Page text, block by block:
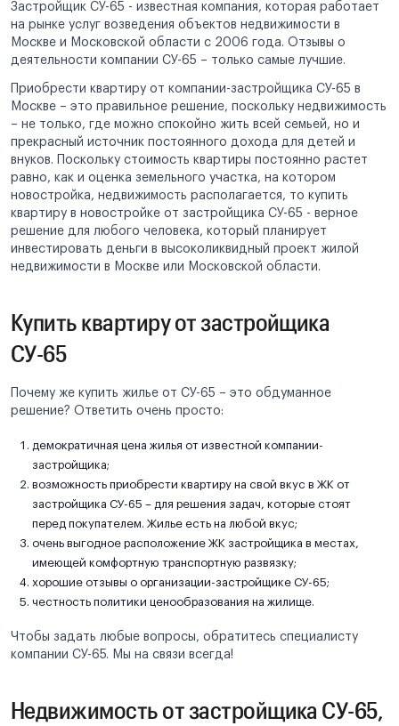
Застройщик СУ-65 - известная компания, которая работает
на рынке услуг возведения объектов недвижимости в
Москве и Московской области с 2006 года. Отзывы о
деятельности компании СУ-65 – только самые лучшие.
Приобрести квартиру от компании-застройщика СУ-65 в
Москве – это правильное решение, поскольку недвижимость
– не только, где можно спокойно жить всей семьей, но и
прекрасный источник постоянного дохода для детей и
внуков. Поскольку стоимость квартиры постоянно растет
равно, как и оценка земельного участка, на котором
новостройка, недвижимость располагается, то купить
квартиру в новостройке от застройщика СУ-65 - верное
решение для любого человека, который планирует
инвестировать деньги в высоколиквидный проект жилой
недвижимости в Москве или Московской области.
Купить квартиру от застройщика
СУ-65
Почему же купить жилье от СУ-65 – это обдуманное
решение? Ответить очень просто:
демократичная цена жилья от известной компании-
застройщика;
возможность приобрести квартиру на свой вкус в ЖК от
застройщика СУ-65 – для решения задач, которые стоят
перед покупателем. Жилье есть на любой вкус;
очень выгодное расположение ЖК застройщика в местах,
имеющей комфортную транспортную развязку;
хорошие отзывы о организации-застройщике СУ-65;
честность политики ценообразования на жилище.
Чтобы задать любые вопросы, обратитесь специалисту
компании СУ-65. Мы на связи всегда!
Недвижимость от застройщика СУ-65,